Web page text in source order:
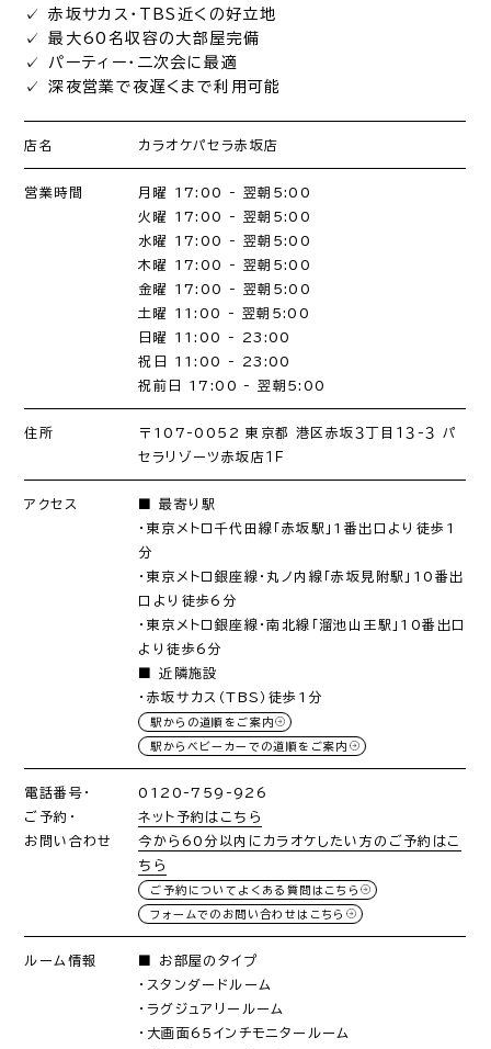
✓ 赤坂サカス・TBS近くの好立地
✓ 最大60名収容の大部屋完備
✓ パーティー・二次会に最適
✓ 深夜営業で夜遅くまで利用可能
店名 カラオケパセラ赤坂店
営業時間
月曜 17:00 - 翌朝5:00
火曜 17:00 - 翌朝5:00
水曜 17:00 - 翌朝5:00
木曜 17:00 - 翌朝5:00
金曜 17:00 - 翌朝5:00
土曜 11:00 - 翌朝5:00
日曜 11:00 - 23:00
祝日 11:00 - 23:00
祝前日 17:00 - 翌朝5:00
住所
〒107-0052 東京都 港区赤坂３丁目１３-３ パ
セラリゾーツ赤坂店１Ｆ
アクセス
■ 最寄り駅
・東京メトロ千代田線「赤坂駅」1番出口より徒歩1
分
・東京メトロ銀座線・丸ノ内線「赤坂見附駅」10番出
口より徒歩6分
・東京メトロ銀座線・南北線「溜池山王駅」10番出口
より徒歩6分
■ 近隣施設
・赤坂サカス（TBS）徒歩1分
駅からの道順をご案内
駅からベビーカーでの道順をご案内
電話番号・
ご予約・
お問い合わせ
0120-759-926
ネット予約はこちら
今から60分以内にカラオケしたい方のご予約はこ
ちら
ご予約についてよくある質問はこちら
フォームでのお問い合わせはこちら
ルーム情報
■ お部屋のタイプ
・スタンダードルーム
・ラグジュアリールーム
・大画面65インチモニタールーム